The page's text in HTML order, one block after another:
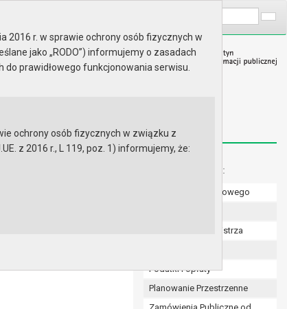
gminnym Menu dodatkowe:
Numer konta bankowego
Zarządzenia Burmistrza
Podatki i opłaty
Planowanie Przestrzenne
2016 r. w sprawie ochrony osób fizycznych w
jako „RODO”) informujemy o zasadach
prawidłowego funkcjonowania serwisu.
ochrony osób fizycznych w związku z
z 2016 r., L 119, poz. 1) informujemy, że: